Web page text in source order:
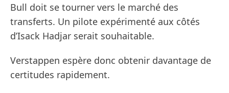
Bull doit se tourner vers le marché des
transferts. Un pilote expérimenté aux côtés
d’Isack Hadjar serait souhaitable.
Verstappen espère donc obtenir davantage de
certitudes rapidement.